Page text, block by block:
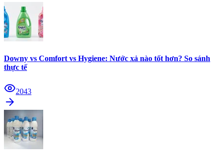
Downy vs Comfort vs Hygiene: Nước xả nào tốt hơn? So sánh
thực tế
2043